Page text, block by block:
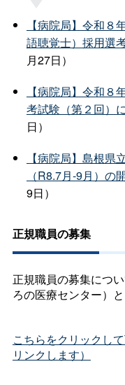
【病院局】令和
語聴覚士）採用選
月27日）
【病院局】令和８
考試験（第２回）
日）
【病院局】島根
（R8.7月-9月）の
9日）
正規職員の募集
正規職員の募集につ
ろの医療センター）
こちらをクリックし
リンクします）